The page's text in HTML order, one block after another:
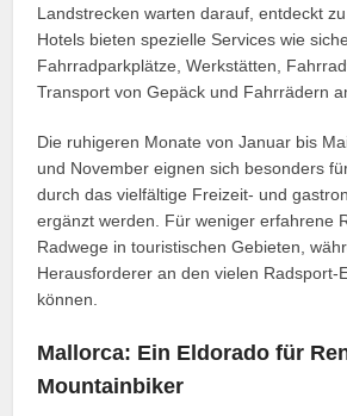
Landstrecken warten darauf, entdeckt
Hotels bieten spezielle Services wie
Fahrradparkplätze, Werkstätten,
Transport von Gepäck und Fahrrädern
Die ruhigeren Monate von Januar bis
und November eignen sich besonders
durch das vielfältige Freizeit- und
ergänzt werden. Für weniger erfahrene
Radwege in touristischen Gebieten,
Herausforderer an den vielen Radsport-
können.
Mallorca: Ein Eldorado für
Mountainbiker